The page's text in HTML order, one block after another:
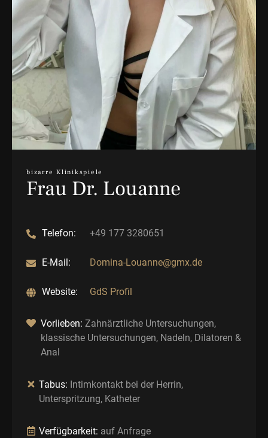
bizarre Klinikspiele
Frau Dr. Louanne
Telefon: +49 177 3280651
E-Mail: Domina-Louanne@gmx.de
Website: GdS Profil
Vorlieben:Zahnärztliche Untersuchungen,
klassische Untersuchungen, Nadeln, Dilatoren &
Anal
Tabus: Intimkontakt bei der Herrin,
Unterspritzung, Katheter
Verfügbarkeit: auf Anfrage